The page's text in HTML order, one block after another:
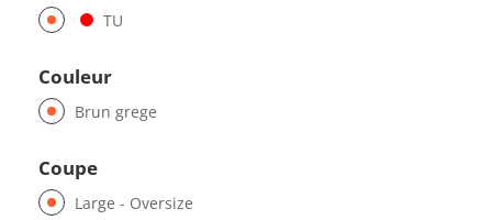
TU
Couleur
Brun grege
Coupe
Large - Oversize